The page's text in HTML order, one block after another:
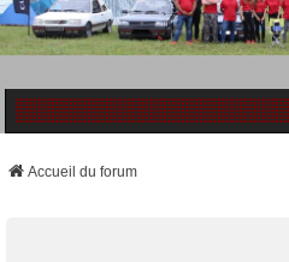
Accueil du forum